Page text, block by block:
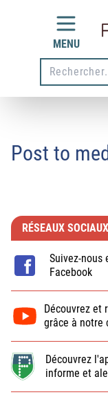
MENU
Rechecher
Post to
RÉSEAUX SOCIAUX
Suivez-nous
Facebook
Découvrez et
grâce à notre
Découvrez
informe et